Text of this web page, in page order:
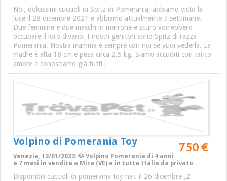
Noi, dolcissimi cuccioli di Spitz di Pomerania, abbiamo visto la
luce il 28 dicembre 2021 e abbiamo attualmente 7 settimane.
Due femmine e due maschi in marrone e scuro vorrebbero
occupare il loro divano. I nostri genitori sono Spitz di razza
Pomerania. Nostra mamma è sempre con noi se vuoi vederla. La
madre è alta 18 cm e pesa circa 2,5 kg. Siamo accuditi con tanto
amore e conosciamo già tutti i
Volpino di Pomerania Toy 750 €
Venezia, 12/01/2022: 🐶 Volpino Pomerania di 4 anni
e 7 mesi in vendita a Mira (VE) e in tutta Italia da privato
Disponibili cuccioli di pomerania toy nati il 26 dicembre ,2